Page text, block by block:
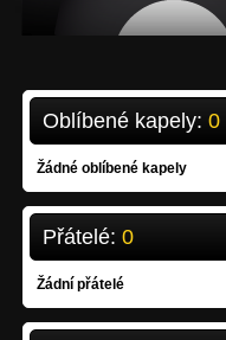
Oblíbené kapely: 0
Žádné oblíbené kapely
Přátelé: 0
Žádní přátelé